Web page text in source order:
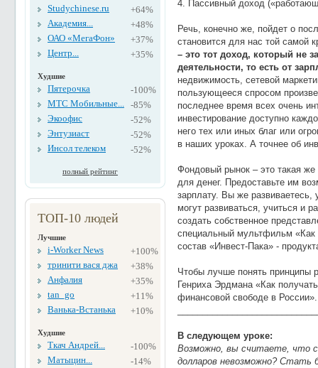
Studychinese.ru
+64%
Академия...
+48%
ОАО «МегаФон»
+37%
Центр...
+35%
Худшие
Пятерочка
-100%
МТС Мобильные... -85%
Экоофис
-52%
Энтузиаст
-52%
Инсол телеком
-52%
полный рейтинг
ТОП-10 людей
Лучшие
i-Worker News
+100%
тринити вася джа
+38%
Анфалия
+35%
tan_go
+11%
Ванька-Встанька
+10%
Худшие
Ткач Андрей...
-100%
Матыцин...
-14%
4. Пассивный доход
Речь, конечно же, пойдет о
становится для нас той самой
– это тот доход, который не
деятельности, то есть от
недвижимость, сетевой
пользующееся спросом
последнее время всех очень
инвестирование доступно
него тех или иных благ или
в наших уроках. А точнее об
Фондовый рынок – это такая
для денег. Предоставьте им
зарплату. Вы же развиваетесь,
могут развиваться, учиться и
создать собственное
специальный мультфильм «Как
состав «Инвест-Пака» -
Чтобы лучше понять принципы
Генриха Эрдмана «Как
финансовой свободе в России».
В следующем уроке:
Возможно, вы считаете, что
долларов невозможно?